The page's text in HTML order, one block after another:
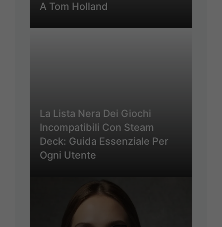
A Tom Holland
La Lista Nera Dei Giochi
Incompatibili Con Steam
Deck: Guida Essenziale Per
Ogni Utente